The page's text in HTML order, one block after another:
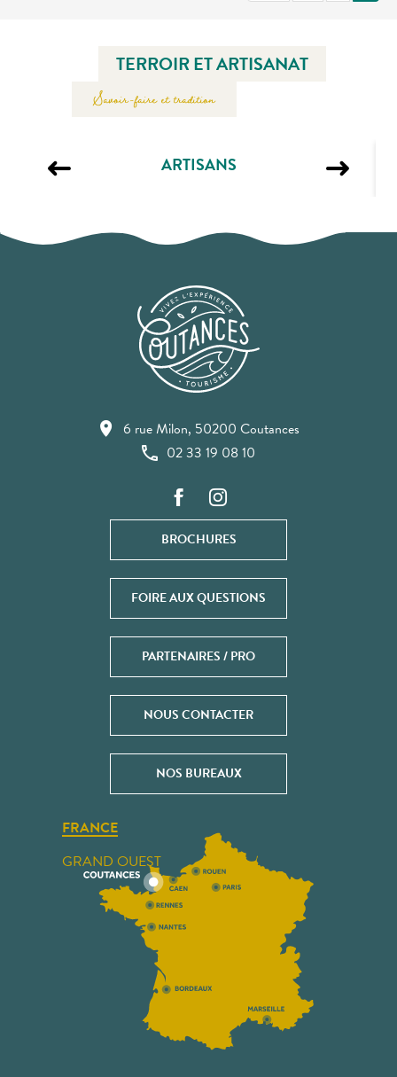
TERROIR ET ARTISANAT
Savoir-faire et tradition
ARTISANS
6 rue Milon, 50200 Coutances
02 33 19 08 10
BROCHURES
FOIRE AUX QUESTIONS
PARTENAIRES / PRO
NOUS CONTACTER
NOS BUREAUX
FRANCE
GRAND OUEST